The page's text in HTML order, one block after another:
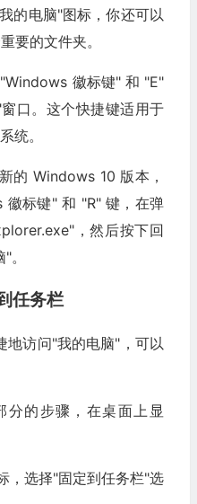
的电脑"图标，你还可以
要的文件夹。
徽标键" 和 "E"
口。这个快捷键适用于
统。
的 Windows 10 版本，
标键" 和 "R" 键，在弹
，然后按下回
任务栏
地访问"我的电脑"，可以
分的步骤，在桌面上显
，选择"固定到任务栏"选